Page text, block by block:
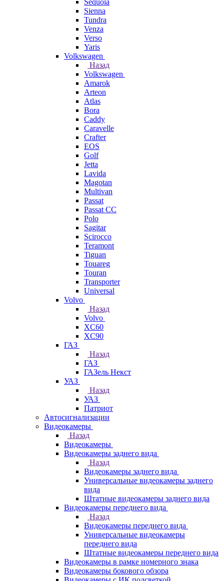
Sequoia
Sienna
Tundra
Venza
Verso
Yaris
Volkswagen
Назад
Volkswagen
Amarok
Arteon
Atlas
Bora
Caddy
Caravelle
Crafter
EOS
Golf
Jetta
Lavida
Magotan
Multivan
Passat
Passat CC
Polo
Sagitar
Scirocco
Teramont
Tiguan
Touareg
Touran
Transporter
Universal
Volvo
Назад
Volvo
XC60
XC90
ГАЗ
Назад
ГАЗ
ГАЗель Некст
УАЗ
Назад
УАЗ
Патриот
Автосигнализации
Видеокамеры
Назад
Видеокамеры
Видеокамеры заднего вида
Назад
Видеокамеры заднего вида
Универсальные видеокамеры заднего
вида
Штатные видеокамеры заднего вида
Видеокамеры переднего вида
Назад
Видеокамеры переднего вида
Универсальные видеокамеры
переднего вида
Штатные видеокамеры переднего вида
Видеокамеры в рамке номерного знака
Видеокамеры бокового обзора